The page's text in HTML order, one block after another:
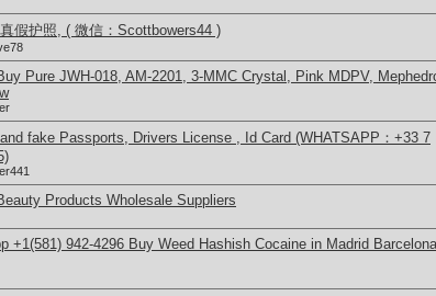
假护照, ( 微信：Scottbowers44 )
Pure JWH-018, AM-2201, 3-MMC Crystal, Pink MDPV,
fake Passports, Drivers License , Id Card (WHATSAPP：+33 7
Products Wholesale Suppliers
+1(581) 942-4296 Buy Weed Hashish Cocaine in Madrid